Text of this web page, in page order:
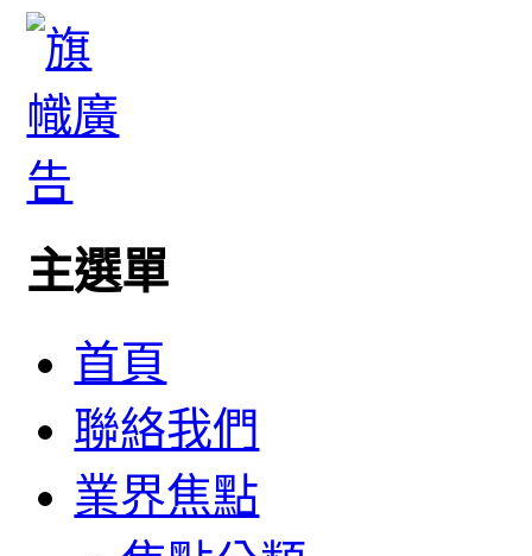
主選單
首頁
聯絡我們
業界焦點